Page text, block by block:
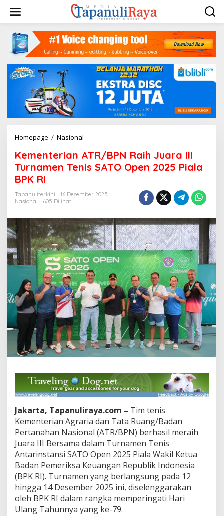
konten
Homepage / Nasional
Raih
Juara
III
Tenis
2025
Piala
BPK
RI
Kementerian ATR/BPN Raih Juara III
Turnamen Tenis SATO Open 2025 Piala
BPK RI
Tapanuliterkini
16 Desember 2025
Nasional
605 Dilihat
Jakarta, Tapanuliraya.com – Tim tenis
Kementerian Agraria dan Tata Ruang/Badan
Pertanahan Nasional (ATR/BPN) berhasil meraih
Juara III Bersama dalam Turnamen Tenis
Antarinstansi SATO Open 2025 Piala Wakil Ketua
Badan Pemeriksa Keuangan Republik Indonesia
(BPK RI). Turnamen yang berlangsung pada 12
hingga 14 Desember 2025 ini, diselenggarakan
oleh BPK RI dalam rangka memperingati Hari
Ulang Tahunnya yang ke-79.